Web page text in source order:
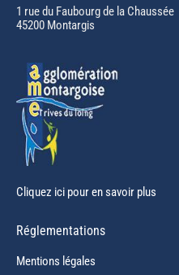
in
new
1 rue du Faubourg de la Chaussée
45200 Montargis
Cliquez ici pour en savoir plus
Réglementations
Mentions légales